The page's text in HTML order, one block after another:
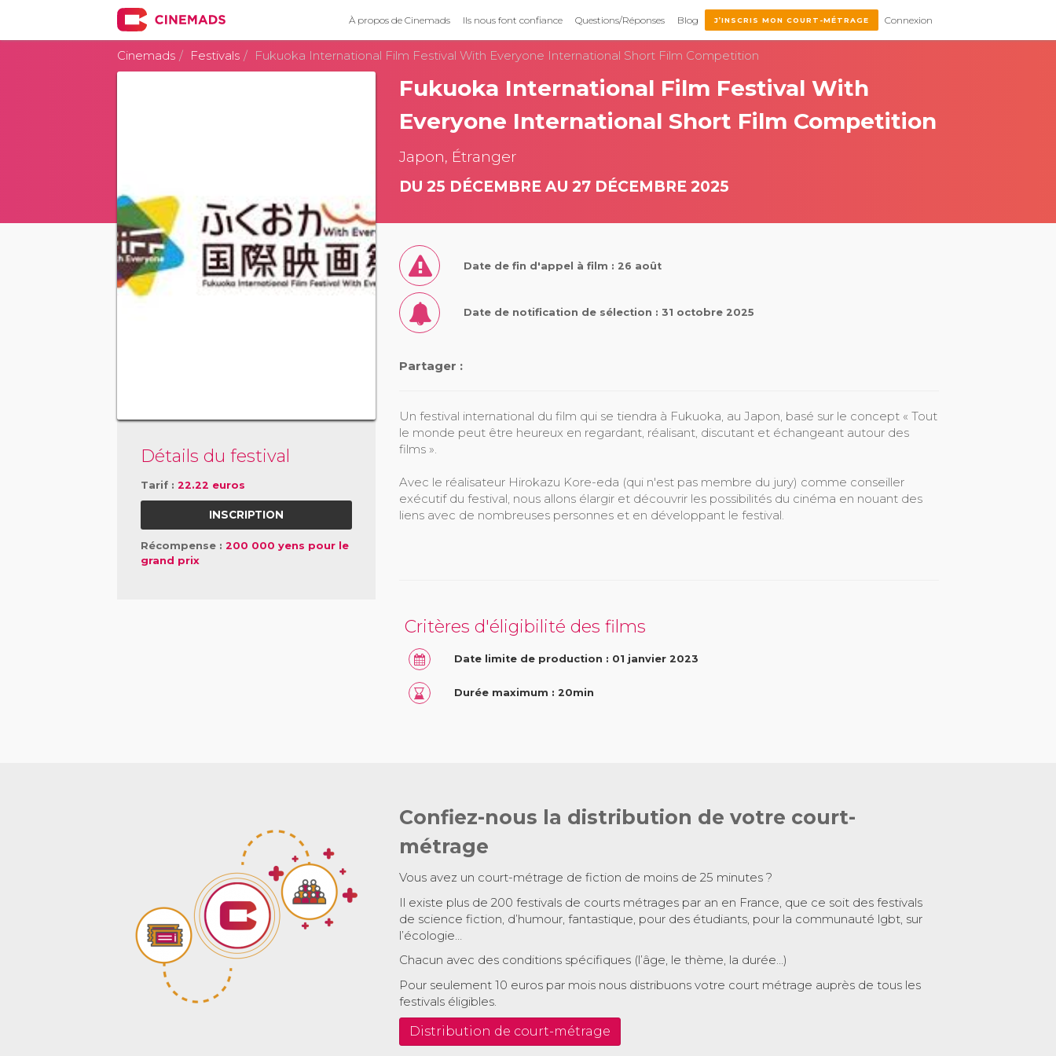
À propos de Cinemads Ils nous font confiance Questions/Réponses Blog J’INSCRIS MON COURT-MÉTRAGE Connexion
Cinemads Festivals Fukuoka International Film Festival With Everyone International Short Film Competition
Détails du festival
Tarif :22.22 euros
INSCRIPTION
Récompense :200 000 yens pour le
grand prix
Fukuoka International Film Festival With
Everyone International Short Film Competition
Japon, Étranger
DU 25 DÉCEMBRE AU 27 DÉCEMBRE 2025
Date de fin d'appel à film : 26 août
Date de notification de sélection : 31 octobre 2025
Partager :
Un festival international du film qui se tiendra à Fukuoka, au Japon, basé sur le concept « Tout
le monde peut être heureux en regardant, réalisant, discutant et échangeant autour des
films ».
Avec le réalisateur Hirokazu Kore-eda (qui n'est pas membre du jury) comme conseiller
exécutif du festival, nous allons élargir et découvrir les possibilités du cinéma en nouant des
liens avec de nombreuses personnes et en développant le festival.
Critères d'éligibilité des films
Date limite de production : 01 janvier 2023
Durée maximum : 20min
Confiez-nous la distribution de votre court-
métrage
Vous avez un court-métrage de fiction de moins de 25 minutes ?
Il existe plus de 200 festivals de courts métrages par an en France, que ce soit des festivals
de science fiction, d’humour, fantastique, pour des étudiants, pour la communauté lgbt, sur
l’écologie…
Chacun avec des conditions spécifiques (l’âge, le thème, la durée…)
Pour seulement 10 euros par mois nous distribuons votre court métrage auprès de tous les
festivals éligibles.
Distribution de court-métrage